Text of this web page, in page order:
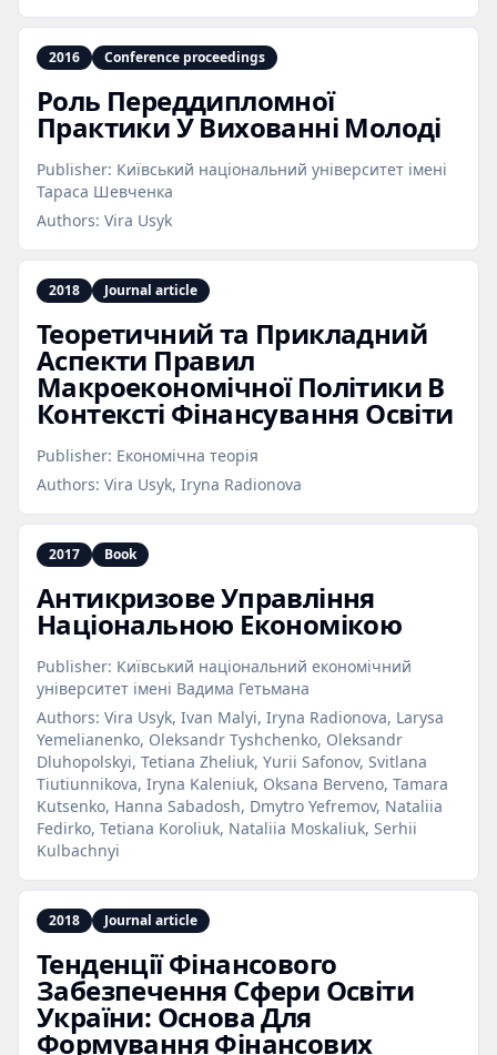
2016 Conference proceedings
Роль Переддипломної
Практики У Вихованні Молоді
Publisher: Київський національний університет імені
Тараса Шевченка
Authors: Vira Usyk
2018 Journal article
Теоретичний та Прикладний
Аспекти Правил
Макроекономічної Політики В
Контексті Фінансування Освіти
Publisher: Економічна теорія
Authors: Vira Usyk, Iryna Radionova
2017 Book
Антикризове Управління
Національною Економікою
Publisher: Київський національний економічний
університет імені Вадима Гетьмана
Authors: Vira Usyk, Ivan Malyi, Iryna Radionova, Larysa
Yemelianenko, Oleksandr Tyshchenko, Oleksandr
Dluhopolskyi, Tetiana Zheliuk, Yurii Safonov, Svitlana
Tiutiunnikova, Iryna Kaleniuk, Oksana Berveno, Tamara
Kutsenko, Hanna Sabadosh, Dmytro Yefremov, Nataliia
Fedirko, Tetiana Koroliuk, Nataliia Moskaliuk, Serhii
Kulbachnyi
2018 Journal article
Тенденції Фінансового
Забезпечення Сфери Освіти
України: Основа Для
Формування Фінансових